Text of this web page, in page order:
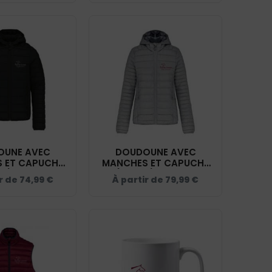
AVEC
ET CAPUCHE
- VAL DE
-
de 74,99 €
DOUDOUNE AVEC
MANCHES ET CAPUCHE
(FEMME) - VAL DE
CREUSE EQUITATION -
À partir de 79,99 €